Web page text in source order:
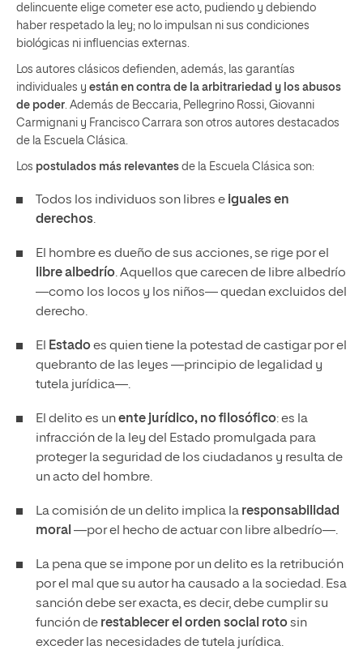
delincuente elige cometer ese acto, pudiendo y debiendo
haber respetado la ley; no lo impulsan ni sus condiciones
biológicas ni influencias externas.
Los autores clásicos defienden, además, las garantías
individuales y están en contra de la arbitrariedad y los abusos
de poder . Además de Beccaria, Pellegrino Rossi, Giovanni
Carmignani y Francisco Carrara son otros autores destacados
de la Escuela Clásica.
Los postulados más relevantes de la Escuela Clásica son:
Todos los individuos son libres e iguales en
derechos.
El hombre es dueño de sus acciones, se rige por el
libre albedrío. Aquellos que carecen de libre albedrío
—como los locos y los niños— quedan excluidos del
derecho.
El Estadoes quien tiene la potestad de castigar por el
quebranto de las leyes —principio de legalidad y
tutela jurídica—.
El delito es unente jurídico, no filosófico: es la
infracción de la ley del Estado promulgada para
proteger la seguridad de los ciudadanos y resulta de
un acto del hombre.
La comisión de un delito implica la responsabilidad
moral —por el hecho de actuar con libre albedrío—.
La pena que se impone por un delito es la retribución
por el mal que su autor ha causado a la sociedad. Esa
sanción debe ser exacta, es decir, debe cumplir su
función de restablecer el orden social rotosin
exceder las necesidades de tutela jurídica.